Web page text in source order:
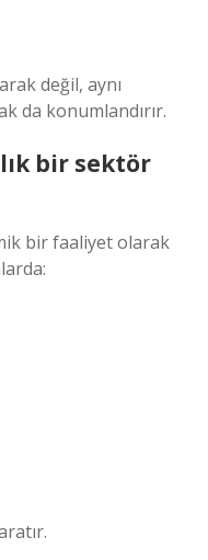
değil, aynı
da konumlandırır.
bir sektör
bir faaliyet olarak